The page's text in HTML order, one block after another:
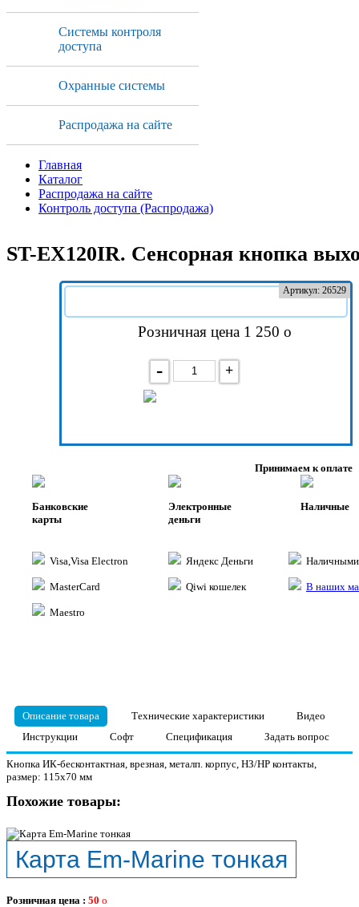
Системы контроля
доступа
Охранные системы
Распродажа на сайте
Главная
Каталог
Распродажа на сайте
Контроль доступа (Распродажа)
ST-EX120IR. Сенсорная кнопка
Артикул: 26529
Розничная цена 1 250
- +
Принимаем к оплате
Банковские
карты
Visa,Visa Electron
MasterCard
Maestro
Электронные
деньги
Яндекс Деньги
Qiwi кошелек
Наличные
В наших
Описание товара Технические характеристики
Видео
Инструкции
Софт Спецификация Задать вопрос
Кнопка ИК-бесконтактная, врезная, металп. корпус, НЗ/НР контакты,
размер: 115х70 мм
Похожие товары:
Карта Em-Marine тонкая
Розничная цена : 50